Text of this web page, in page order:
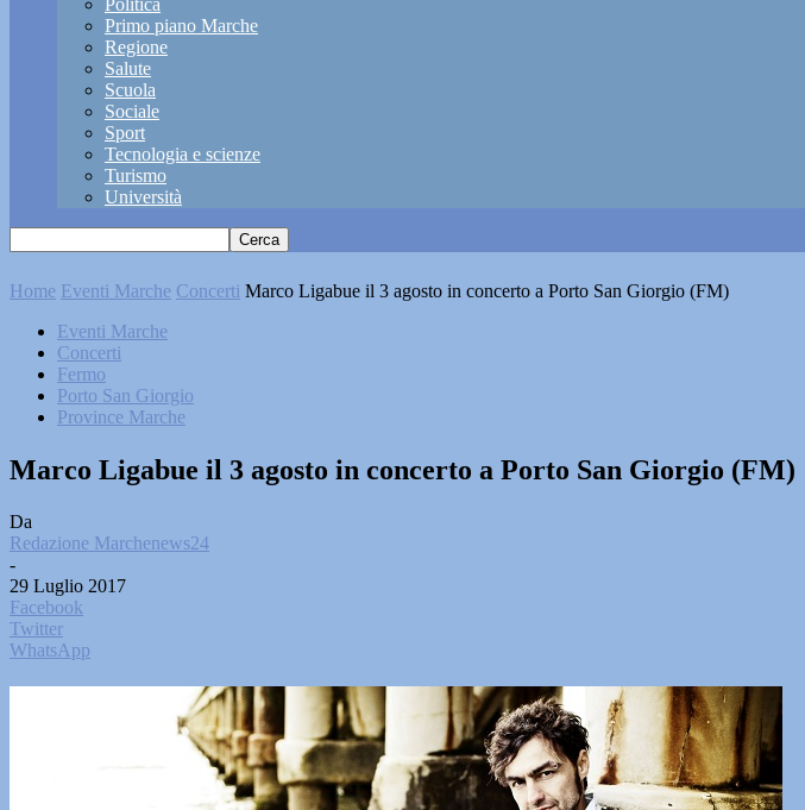
Politica
Primo piano Marche
Regione
Salute
Scuola
Sociale
Sport
Tecnologia e scienze
Turismo
Università
Home Eventi Marche Concerti Marco Ligabue il 3 agosto in concerto a Porto San Giorgio (FM)
Eventi Marche
Concerti
Fermo
Porto San Giorgio
Province Marche
Marco Ligabue il 3 agosto in concerto a Porto San Giorgio (FM)
Da
Redazione Marchenews24
-
29 Luglio 2017
Facebook
Twitter
WhatsApp